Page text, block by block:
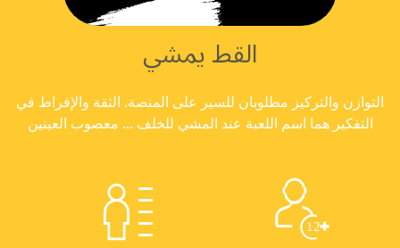
القط يمشي
التوازن والتركيز مطلوبان للسير على المنصة. الثقة والإفراط في
التفكير هما اسم اللعبة عند المشي للخلف ... معصوب العينين